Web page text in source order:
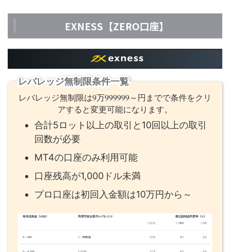
EXNESS【ZERO口座】
レバレッジ無制限条件一覧
レバレッジ無制限は9万999999～円までで条件をクリ
アすると変更可能になります。
合計5ロット以上の取引と10回以上の取引
回数が必要
MT4の口座のみ利用可能
口座残高が1,000ドル未満
プロ口座は初回入金額は10万円から～